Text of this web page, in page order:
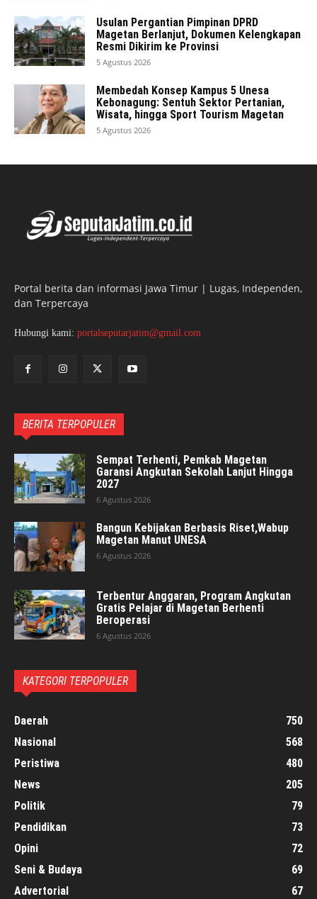
Usulan Pergantian Pimpinan DPRD
Magetan Berlanjut, Dokumen Kelengkapan
Resmi Dikirim ke Provinsi
5 Agustus 2026
Membedah Konsep Kampus 5 Unesa
Kebonagung: Sentuh Sektor Pertanian,
Wisata, hingga Sport Tourism Magetan
5 Agustus 2026
Portal berita dan informasi Jawa Timur | Lugas, Independen,
dan Terpercaya
Hubungi kami: portalseputarjatim@gmail.com
BERITA TERPOPULER
Sempat Terhenti, Pemkab Magetan
Garansi Angkutan Sekolah Lanjut Hingga
2027
6 Agustus 2026
Bangun Kebijakan Berbasis Riset,Wabup
Magetan Manut UNESA
6 Agustus 2026
Terbentur Anggaran, Program Angkutan
Gratis Pelajar di Magetan Berhenti
Beroperasi
6 Agustus 2026
KATEGORI TERPOPULER
Daerah
750
Nasional
568
Peristiwa
480
News
205
Politik
79
Pendidikan
73
Opini
72
Seni & Budaya
69
Advertorial
67